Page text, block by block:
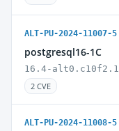
ALT-PU-2024-11007-5
postgresql16-1C
16.4-alt0.c10f2.1
2 CVE
ALT-PU-2024-11008-5